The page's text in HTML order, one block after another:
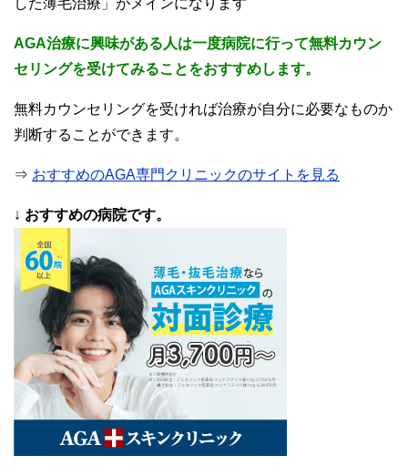
した薄毛治療」がメインになります
AGA治療に興味がある人は一度病院に行って無料カウン
セリングを受けてみることをおすすめします。
無料カウンセリングを受ければ治療が自分に必要なものか
判断することができます。
⇒ おすすめのAGA専門クリニックのサイトを見る
↓ おすすめの病院です。